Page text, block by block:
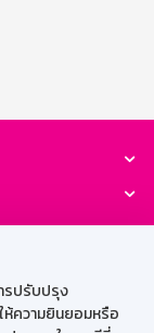
รปรับปรุง
ห้ความยินยอมหรือ